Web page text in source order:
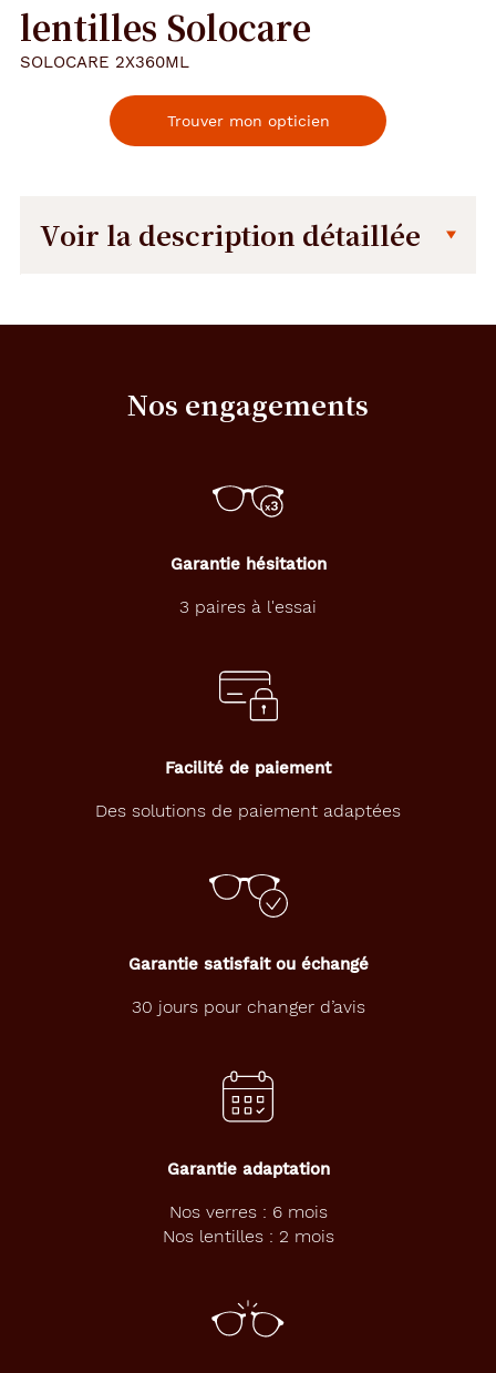
lentilles Solocare
SOLOCARE 2X360ML
Trouver mon opticien
Voir la description détaillée
techniques
Nos engagements
Garantie hésitation
3 paires à l'essai
Facilité de paiement
Des solutions de paiement adaptées
Garantie satisfait ou échangé
30 jours pour changer d’avis
Garantie adaptation
Nos verres : 6 mois
Nos lentilles : 2 mois